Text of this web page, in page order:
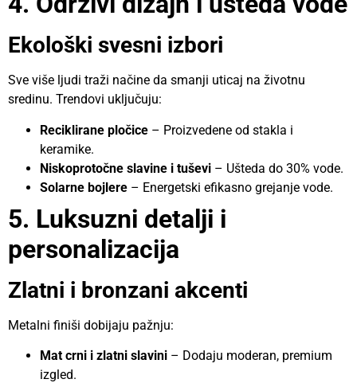
Ekološki svesni izbori
Sve više ljudi traži načine da smanji uticaj na životnu
sredinu. Trendovi uključuju:
Reciklirane pločice – Proizvedene od stakla i
keramike.
Niskoprotočne slavine i tuševi – Ušteda do 30% vode.
Solarne bojlere – Energetski efikasno grejanje vode.
5. Luksuzni detalji i
personalizacija
Zlatni i bronzani akcenti
Metalni finiši dobijaju pažnju:
Mat crni i zlatni slavini – Dodaju moderan, premium
izgled.